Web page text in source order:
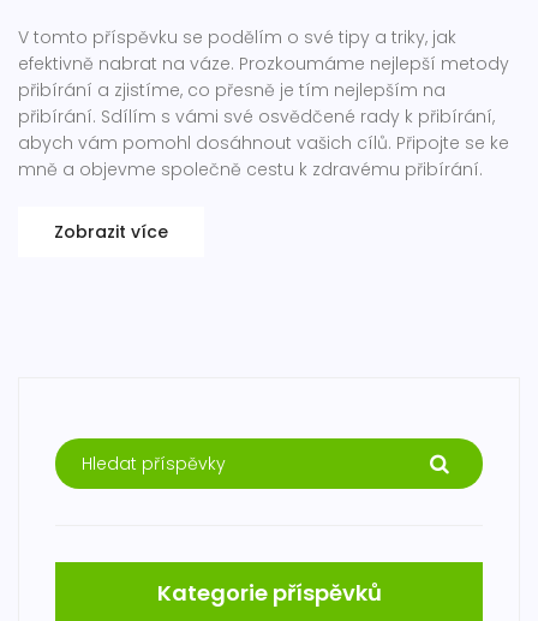
V tomto příspěvku se podělím o své tipy a triky, jak
efektivně nabrat na váze. Prozkoumáme nejlepší metody
přibírání a zjistíme, co přesně je tím nejlepším na
přibírání. Sdílím s vámi své osvědčené rady k přibírání,
abych vám pomohl dosáhnout vašich cílů. Připojte se ke
mně a objevme společně cestu k zdravému přibírání.
Zobrazit více
Kategorie příspěvků